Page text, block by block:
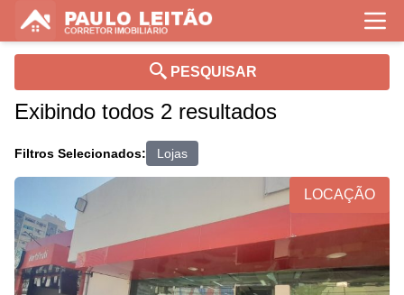
PESQUISAR
Exibindo todos 2 resultados
Filtros Selecionados: Lojas
LOCAÇÃO